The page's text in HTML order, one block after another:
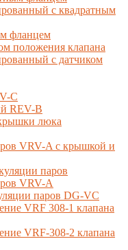
с квадратным
фланцем
положения клапана
с датчиком
C
REV-B
люка
VRV-A с крышкой и
паров
VRV-A
паров DG-VC
VRF 308-1 клапана
VRF-308-2 клапана